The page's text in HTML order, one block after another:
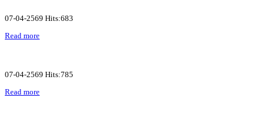
07-04-2569 Hits:683
Read more
07-04-2569 Hits:785
Read more